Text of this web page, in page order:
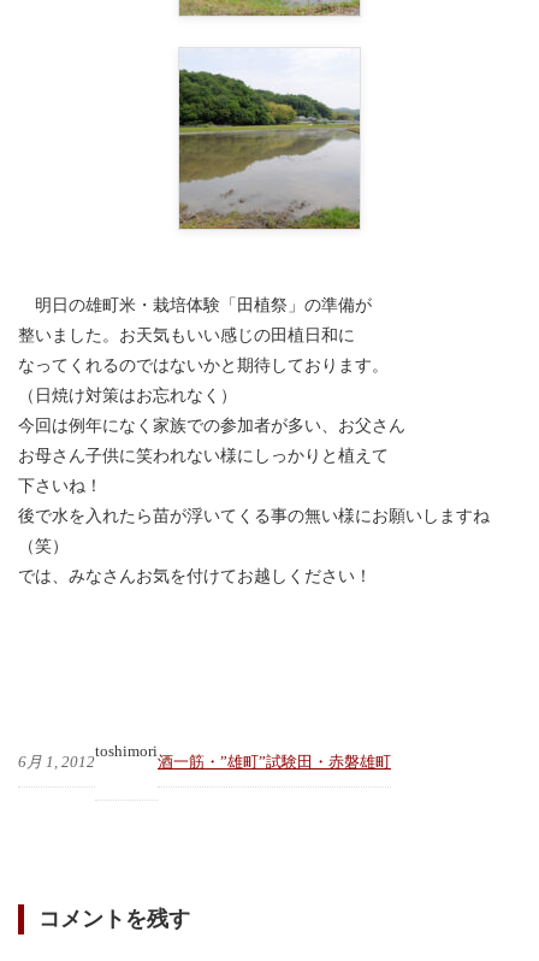
明日の雄町米・栽培体験「田植祭」の準備が
整いました。お天気もいい感じの田植日和に
なってくれるのではないかと期待しております。
（日焼け対策はお忘れなく）
今回は例年になく家族での参加者が多い、お父さん
お母さん子供に笑われない様にしっかりと植えて
下さいね！
後で水を入れたら苗が浮いてくる事の無い様にお願いしますね
（笑）
では、みなさんお気を付けてお越しください！
6月 1, 2012
toshimori
酒一筋・”雄町”試験田・赤磐雄町
コメントを残す